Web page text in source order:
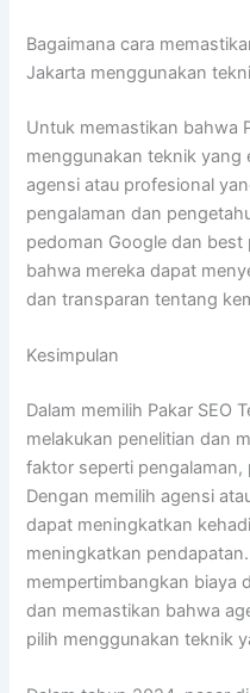
Bagaimana cara
Jakarta menggunakan
Untuk memastikan bahwa
menggunakan teknik yang
agensi atau profesional
pengalaman dan
pedoman Google dan best
bahwa mereka dapat
dan transparan tentang
Kesimpulan
Dalam memilih Pakar SEO
melakukan penelitian dan
faktor seperti
Dengan memilih agensi
dapat meningkatkan
meningkatkan
mempertimbangkan biaya
dan memastikan bahwa
pilih menggunakan teknik